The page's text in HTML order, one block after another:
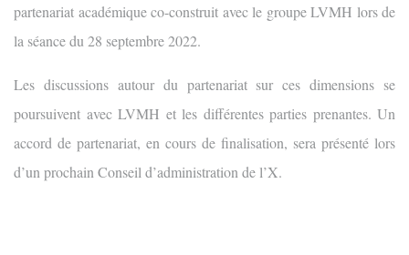
partenariat académique co-construit avec le groupe LVMH lors de
la séance du 28 septembre 2022.
Les discussions autour du partenariat sur ces dimensions se
poursuivent avec LVMH et les différentes parties prenantes. Un
accord de partenariat, en cours de finalisation, sera présenté lors
d’un prochain Conseil d’administration de l’X.